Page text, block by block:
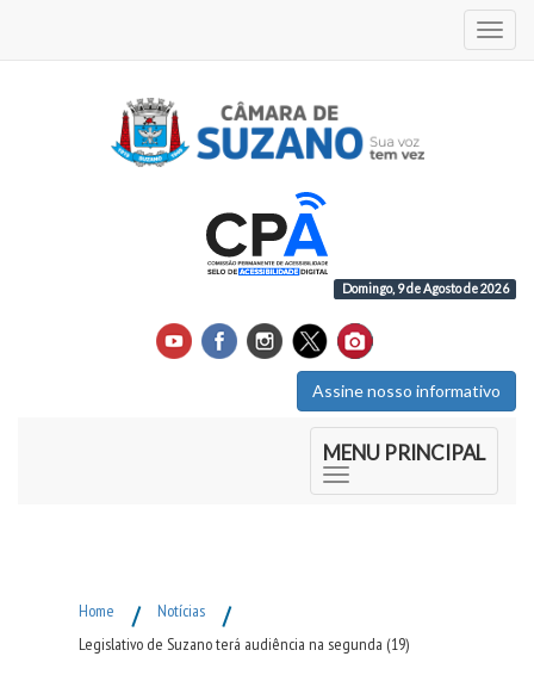
Domingo, 9 de Agosto de 2026
Assine nosso informativo
MENU PRINCIPAL
Home / Notícias /
Legislativo de Suzano terá audiência na segunda (19)